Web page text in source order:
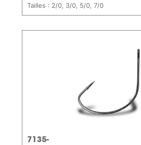
Tailles : 2/0, 3/0, 5/0, 7/0
7135-